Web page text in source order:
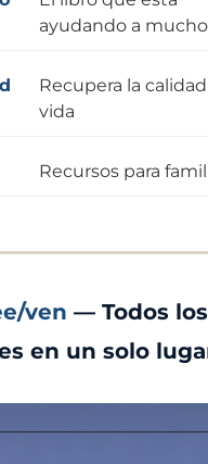
ayudando a
Recupera la
vida
Recursos para
ven — Todos los
en un solo